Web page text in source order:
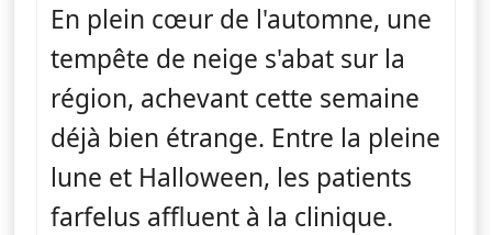
En plein cœur de l'automne, une
tempête de neige s'abat sur la
région, achevant cette semaine
déjà bien étrange. Entre la pleine
lune et Halloween, les patients
farfelus affluent à la clinique.